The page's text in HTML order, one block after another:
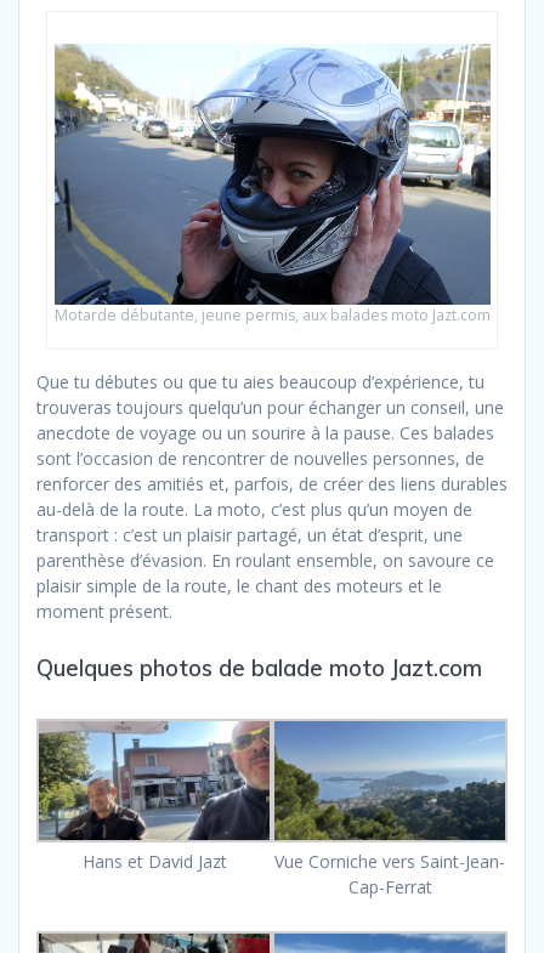
Motarde débutante, jeune permis, aux balades moto Jazt.com
Que tu débutes ou que tu aies beaucoup d’expérience, tu
trouveras toujours quelqu’un pour échanger un conseil, une
anecdote de voyage ou un sourire à la pause. Ces balades
sont l’occasion de rencontrer de nouvelles personnes, de
renforcer des amitiés et, parfois, de créer des liens durables
au-delà de la route. La moto, c’est plus qu’un moyen de
transport : c’est un plaisir partagé, un état d’esprit, une
parenthèse d’évasion. En roulant ensemble, on savoure ce
plaisir simple de la route, le chant des moteurs et le
moment présent.
Quelques photos de balade moto Jazt.com
Hans et David Jazt
Vue Corniche vers Saint-Jean-
Cap-Ferrat